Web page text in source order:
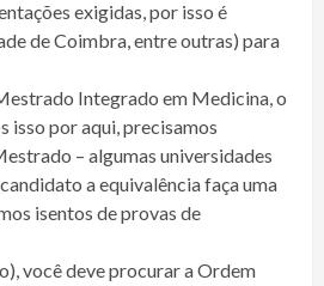
exigidas, por isso é
de Coimbra, entre outras) para
Integrado em Medicina, o
isso por aqui, precisamos
– algumas universidades
a equivalência faça uma
isentos de provas de
você deve procurar a Ordem